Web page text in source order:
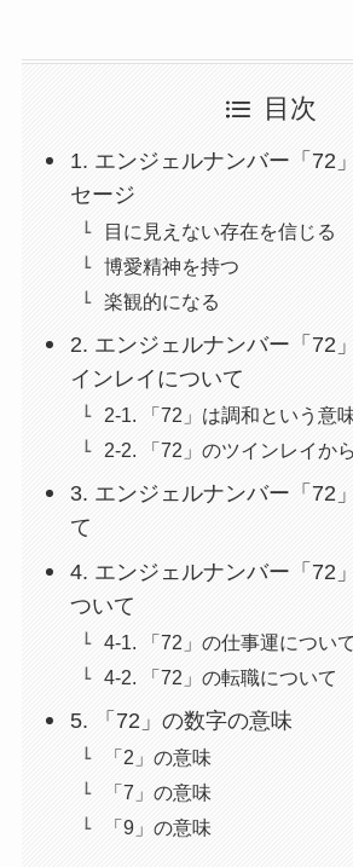
目次
1. エンジェルナンバー「72
セージ
目に見えない存在を信じる
博愛精神を持つ
楽観的になる
2. エンジェルナンバー「72
インレイについて
2-1. 「72」は調和という意
2-2. 「72」のツインレイか
3. エンジェルナンバー「72
て
4. エンジェルナンバー「72
ついて
4-1. 「72」の仕事運について
4-2. 「72」の転職について
5. 「72」の数字の意味
「2」の意味
「7」の意味
「9」の意味